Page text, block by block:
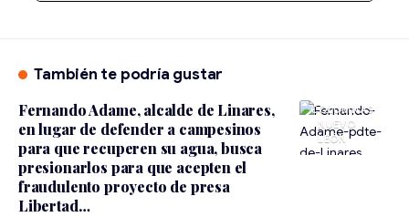
También te podría gustar
COLUMNAS‏
NUEVO
LEÓN
Fernando Adame, alcalde de Linares,
en lugar de defender a campesinos
para que recuperen su agua, busca
presionarlos para que acepten el
fraudulento proyecto de presa
Libertad…